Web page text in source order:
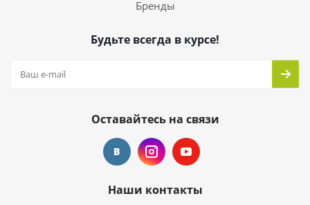
Бренды
Будьте всегда в курсе!
Оставайтесь на связи
Наши контакты